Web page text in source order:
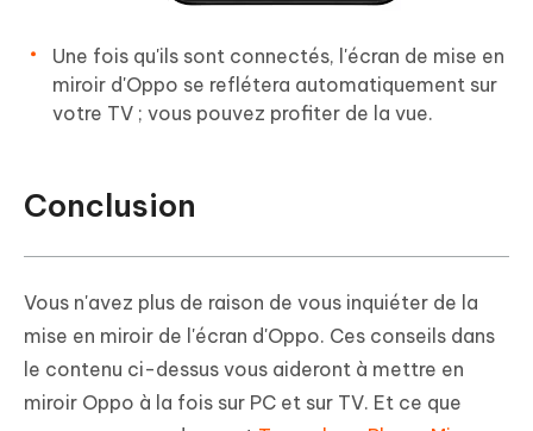
Une fois qu'ils sont connectés, l'écran de mise en
miroir d'Oppo se reflétera automatiquement sur
votre TV ; vous pouvez profiter de la vue.
Conclusion
Vous n'avez plus de raison de vous inquiéter de la
mise en miroir de l'écran d'Oppo. Ces conseils dans
le contenu ci-dessus vous aideront à mettre en
miroir Oppo à la fois sur PC et sur TV. Et ce que